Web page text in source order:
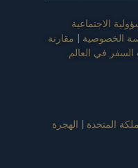
الاجتماعية
الخصوصية | مقارنة
في العالم
المتحدة | الهجرة